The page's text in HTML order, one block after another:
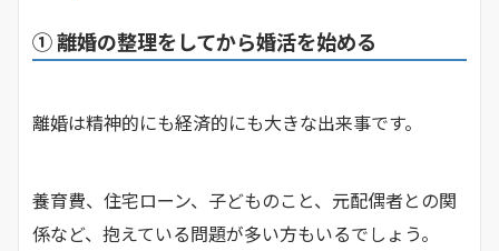
① 離婚の整理をしてから婚活を始める
離婚は精神的にも経済的にも大きな出来事です。
養育費、住宅ローン、子どものこと、元配偶者との関
係など、抱えている問題が多い方もいるでしょう。